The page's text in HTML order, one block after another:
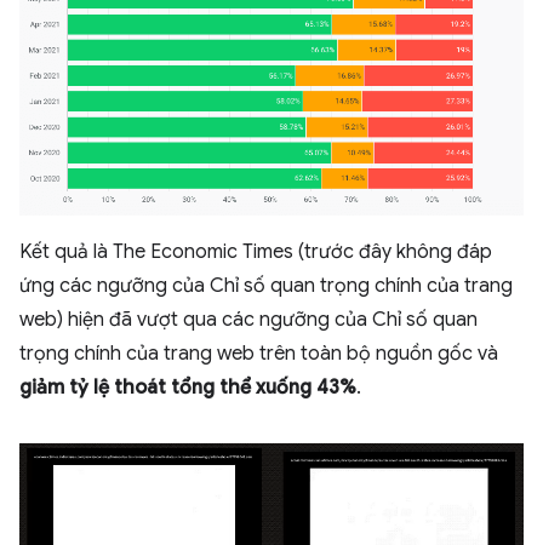
Kết quả là The Economic Times (trước đây không đáp
ứng các ngưỡng của Chỉ số quan trọng chính của trang
web) hiện đã vượt qua các ngưỡng của Chỉ số quan
trọng chính của trang web trên toàn bộ nguồn gốc và
giảm tỷ lệ thoát tổng thể xuống 43%.